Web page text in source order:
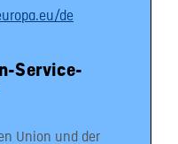
de
Service-
Union und der